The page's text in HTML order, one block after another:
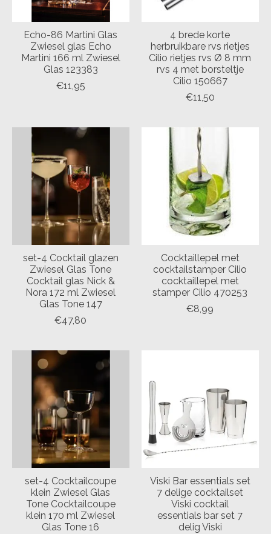
Echo-86 Martini Glas
Zwiesel glas Echo
Martini 166 ml Zwiesel
Glas 123383
€11,95
4 brede korte
herbruikbare rvs rietjes
Cilio rietjes rvs Ø 8 mm
rvs 4 met borsteltje
Cilio 150667
€11,50
set-4 Cocktail glazen
Zwiesel Glas Tone
Cocktail glas Nick &
Nora 172 ml Zwiesel
Glas Tone 147
€47,80
Cocktaillepel met
cocktailstamper Cilio
cocktaillepel met
stamper Cilio 470253
€8,99
set-4 Cocktailcoupe
klein Zwiesel Glas
Tone Cocktailcoupe
klein 170 ml Zwiesel
Glas Tone 16
Viski Bar essentials set
7 delige cocktailset
Viski cocktail
essentials bar set 7
delig Viski